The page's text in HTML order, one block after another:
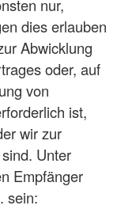
nur,
dies erlauben
Abwicklung
oder, auf
von
ist,
wir zur
Unter
Empfänger
sein: